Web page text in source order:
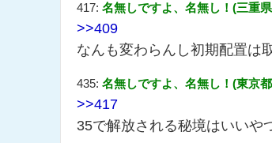
417: 名無しですよ、名無し！(三重
>>409
なんも変わらんし初期配置は
435: 名無しですよ、名無し！(東京
>>417
35で解放される秘境はいいや